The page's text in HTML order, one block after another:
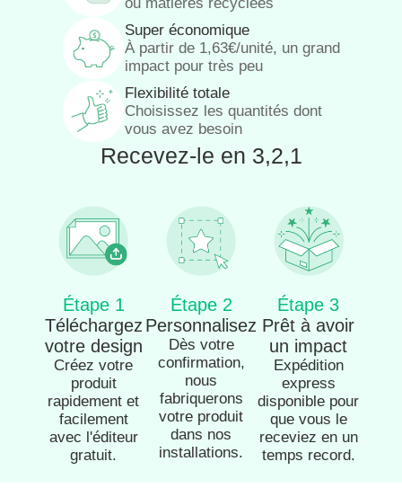
ou matières recyclées
Super économique
À partir de 1,63€/unité, un grand
impact pour très peu
Flexibilité totale
Choisissez les quantités dont
vous avez besoin
Recevez-le en 3,2,1
Étape 1
Téléchargez
votre design
Créez votre
produit
rapidement et
facilement
avec l'éditeur
gratuit.
Étape 2
Personnalisez
Dès votre
confirmation,
nous
fabriquerons
votre produit
dans nos
installations.
Étape 3
Prêt à avoir
un impact
Expédition
express
disponible pour
que vous le
receviez en un
temps record.